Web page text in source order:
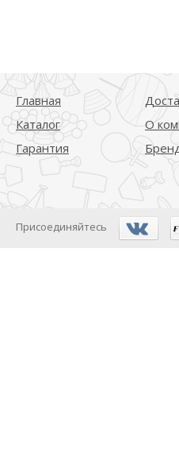
Главная
Каталог
Гарантия
О
Присоединяйтесь